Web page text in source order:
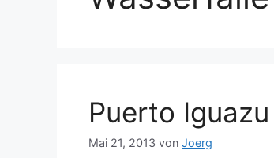
Puerto
Mai 21, 2013 von Joerg